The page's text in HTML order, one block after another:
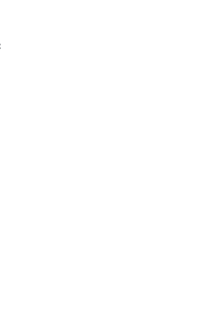
hợp nhất với ngân sách
máy bay từ Nha
190 Booking?
khuyến mãi và giá vé hấp